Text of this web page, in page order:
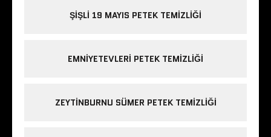
ŞIŞLI 19 MAYIS PETEK TEMIZLIĞI
EMNIYETEVLERI PETEK TEMIZLIĞI
ZEYTINBURNU SÜMER PETEK TEMIZLIĞI